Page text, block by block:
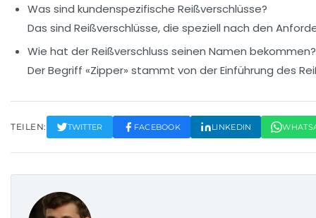
Was sind kundenspezifische Reißverschlüsse?
Das sind Reißverschlüsse, die speziell nach den
Wie hat der Reißverschluss seinen Namen bekommen?
Der Begriff «Zipper» stammt von der Einführung des
TEILEN: TWITTER FACEBOOK LINKEDIN